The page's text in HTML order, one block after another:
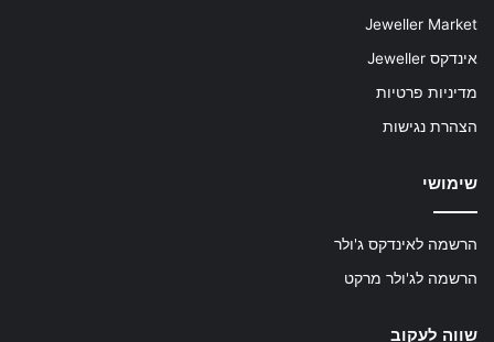
Jeweller Market
אינדקס Jeweller
מדיניות פרטיות
הצהרת נגישות
שימושי
הרשמה לאינדקס ג'ולר
הרשמה לג'ולר מרקט
שווה לעקוב